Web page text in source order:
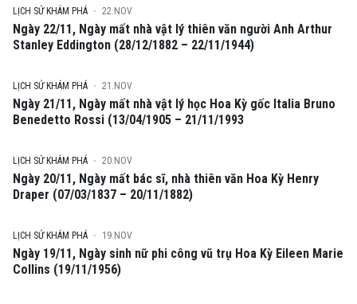
LỊCH SỬ KHÁM PHÁ 22.NOV
Ngày 22/11, Ngày mất nhà vật lý thiên văn người Anh Arthur
Stanley Eddington (28/12/1882 – 22/11/1944)
LỊCH SỬ KHÁM PHÁ 21.NOV
Ngày 21/11, Ngày mất nhà vật lý học Hoa Kỳ gốc Italia Bruno
Benedetto Rossi (13/04/1905 – 21/11/1993
LỊCH SỬ KHÁM PHÁ 20.NOV
Ngày 20/11, Ngày mất bác sĩ, nhà thiên văn Hoa Kỳ Henry
Draper (07/03/1837 – 20/11/1882)
LỊCH SỬ KHÁM PHÁ 19.NOV
Ngày 19/11, Ngày sinh nữ phi công vũ trụ Hoa Kỳ Eileen Marie
Collins (19/11/1956)